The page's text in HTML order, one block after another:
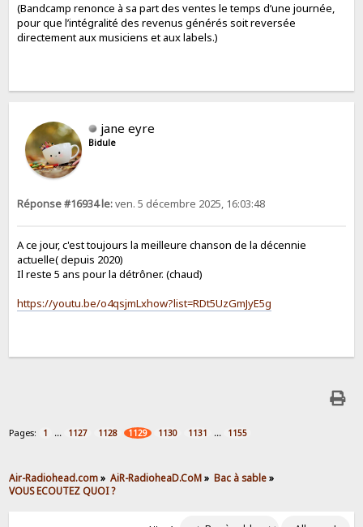
(Bandcamp renonce à sa part des ventes le temps d’une journée,
pour que l’intégralité des revenus générés soit reversée
directement aux musiciens et aux labels.)
jane eyre
Bidule
Réponse #16934 le:ven. 5 décembre 2025, 16:03:48
A ce jour, c'est toujours la meilleure chanson de la décennie
actuelle( depuis 2020)
Il reste 5 ans pour la détrôner. (chaud)
https://youtu.be/o4qsjmLxhow?list=RDt5UzGmJyE5g
Pages: 1 ... 1127 1128 1129 1130 1131 ... 1155
Air-Radiohead.com» AiR-RadioheaD.CoM» Bac à sable»
VOUS ECOUTEZ QUOI ?